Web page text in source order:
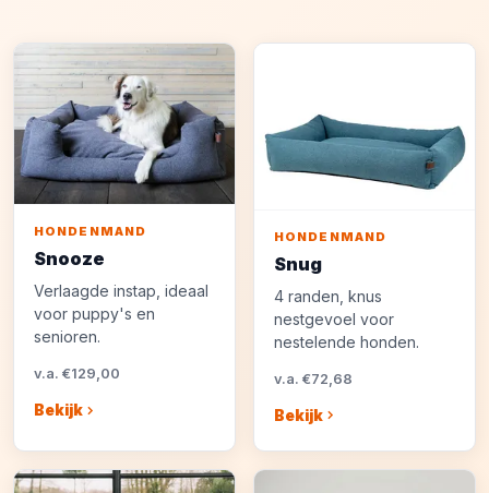
HONDENMAND
Snooze
Verlaagde instap, ideaal
voor puppy's en
senioren.
v.a. €129,00
Bekijk
HONDENMAND
Snug
4 randen, knus
nestgevoel voor
nestelende honden.
v.a. €72,68
Bekijk